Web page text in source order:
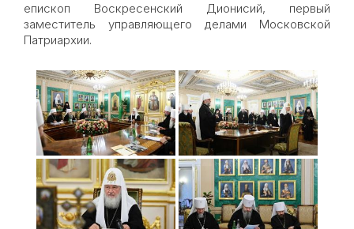
епископ Воскресенский Дионисий, первый
заместитель управляющего делами Московской
Патриархии.